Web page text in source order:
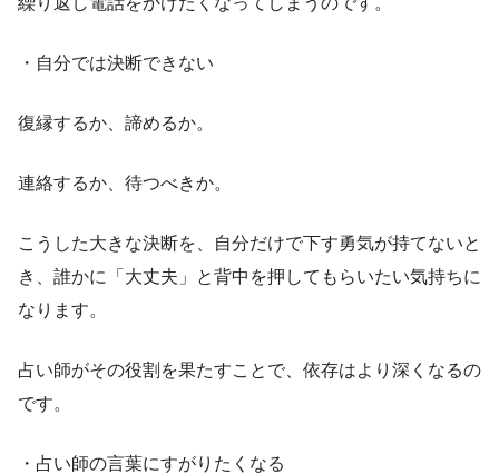
・自分では決断できない
復縁するか、諦めるか。
連絡するか、待つべきか。
こうした大きな決断を、自分だけで下す勇気が持てないと
き、誰かに「大丈夫」と背中を押してもらいたい気持ちに
なります。
占い師がその役割を果たすことで、依存はより深くなるの
です。
・占い師の言葉にすがりたくなる